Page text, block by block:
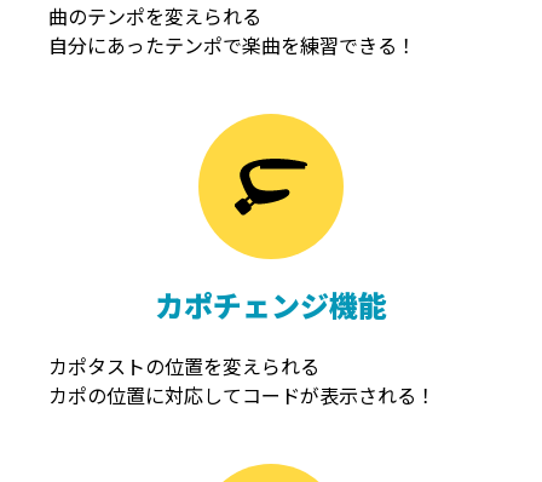
曲のテンポを変えられる
自分にあったテンポで楽曲を練習できる！
カポチェンジ機能
カポタストの位置を変えられる
カポの位置に対応してコードが表示される！